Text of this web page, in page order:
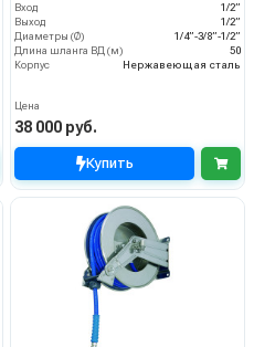
Вход
1/2”
Выход
1/2”
Диаметры (Ø)
1/4”-3/8”-1/2”
Длина шланга ВД (м)
50
Корпус
Нержавеющая сталь
Цена
38 000 руб.
Купить